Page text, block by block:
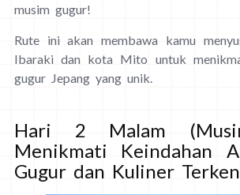
musim gugur!
Rute ini akan membawa kamu
Ibaraki dan kota Mito untuk
gugur Jepang yang unik.
Hari 2 Malam
Menikmati Keindahan
Gugur dan Kuliner